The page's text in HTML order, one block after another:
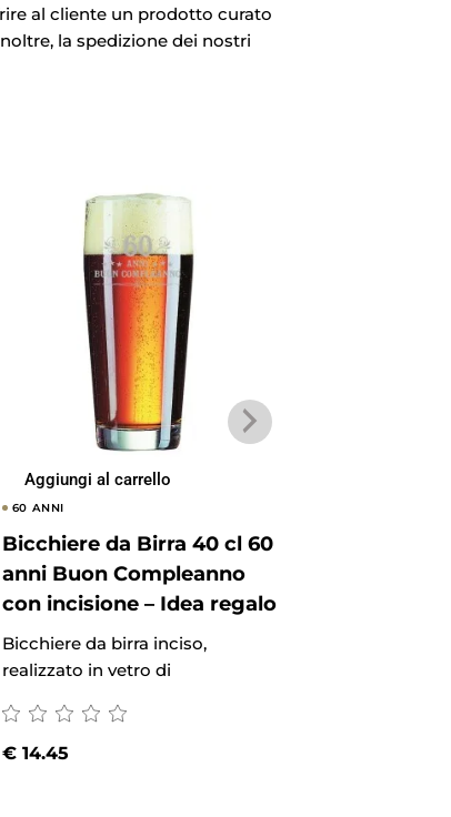
al cliente un prodotto curato
la spedizione dei nostri
Aggiungi al carrello
60 ANNI
Bicchiere da Birra 40 cl 60
anni Buon Compleanno
con incisione – Idea regalo
Bicchiere da birra inciso,
realizzato in vetro di
€14.45